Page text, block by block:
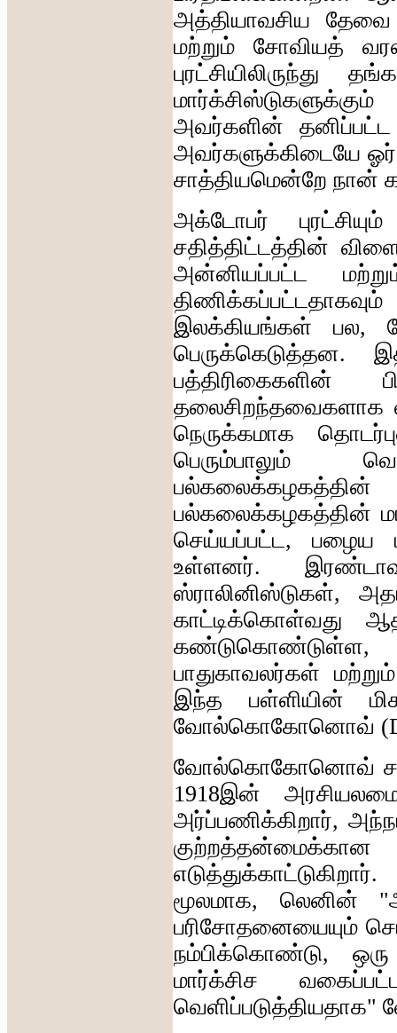
அத்தியாவசிய
தேவை
மற்றும்
சோவியத்
புரட்சியிலிருந்து
மார்க்சிஸ்டுகளுக்கும்
அவர்களின்
தனிப்பட்ட
அவர்களுக்கிடையே ஓர்
சாத்தியமென்றே நான்
அக்டோபர்
புரட்சியும்
சதித்திட்டத்தின்
அன்னியப்பட்ட
திணிக்கப்பட்டதாகவும்
இலக்கியங்கள்
பல,
பெருக்கெடுத்தன.
பத்திரிகைகளின்
தலைசிறந்தவைகளாக
நெருக்கமாக
பெரும்பாலும்
பல்கலைக்கழகத்தின்
பல்கலைக்கழகத்தின்
செய்யப்பட்ட, பழைய
உள்ளனர்.
ஸ்ராலினிஸ்டுகள்,
காட்டிக்கொள்வது
கண்டுகொண்டுள்ள
பாதுகாவலர்கள் மற்றும்
இந்த
பள்ளியின்
வோல்கொகோனொவ்
வோல்கொகோனொவ்
1918இன்
அர்ப்பணிக்கிறார்,
குற்றத்தன்மைக்கான
எடுத்துக்காட்டுகிறார்
மூலமாக, லெனின் "
பரிசோதனையையும்
நம்பிக்கொண்டு, ஒரு
மார்க்சிச
வெளிப்படுத்தியதாக"